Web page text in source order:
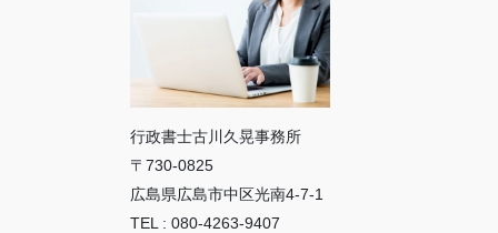
行政書士古川久晃事務所
〒730-0825
広島県広島市中区光南4-7-1
TEL : 080-4263-9407